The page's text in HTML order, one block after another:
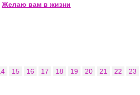
Желаю вам в жизни
15 16 17 18 19 20 21 22 23